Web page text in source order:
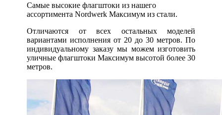
Самые высокие флагштоки из нашего
ассортимента Nordwerk Максимум из стали.
Отличаются от всех остальных моделей
вариантами исполнения от 20 до 30 метров. По
индивидуальному заказу мы можем изготовить
уличные флагштоки Максимум высотой более 30
метров.